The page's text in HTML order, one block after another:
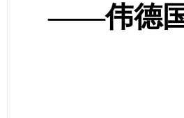
——伟德国